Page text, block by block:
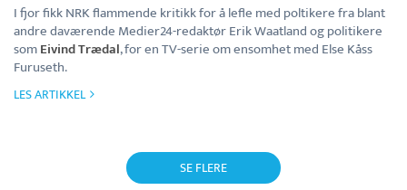
I fjor fikk NRK flammende kritikk for å lefle med poltikere fra blant
andre daværende Medier24-redaktør Erik Waatland og politikere
somEivind Trædal, for en TV-serie om ensomhet med Else Kåss
Furuseth.
LES ARTIKKEL
SE FLERE